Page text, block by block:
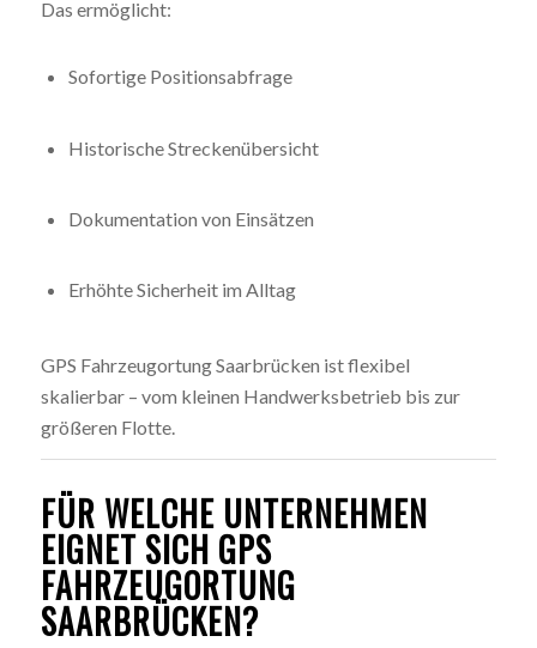
Das ermöglicht:
Sofortige Positionsabfrage
Historische Streckenübersicht
Dokumentation von Einsätzen
Erhöhte Sicherheit im Alltag
GPS Fahrzeugortung Saarbrücken ist flexibel
skalierbar – vom kleinen Handwerksbetrieb bis zur
größeren Flotte.
FÜR WELCHE UNTERNEHMEN
EIGNET SICH GPS
FAHRZEUGORTUNG
SAARBRÜCKEN?